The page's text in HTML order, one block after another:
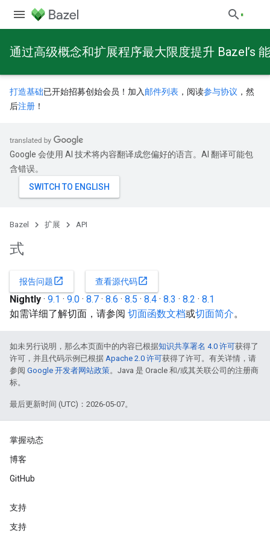
通过高级概念和扩展程序最大限度提升 Bazel’s
打造基础已开始招募创始会员！加入 邮件列表 ，阅读参与协议 ，然
后注册 ！
Google 会使用 AI 技术将内容翻译成您偏好的语言。AI 翻译可能包
含错误。
Bazel 扩展 API
式
报告问题open_in_new 查看源代码open_in_new
Nightly · 9.1 · 9.0 · 8.7 · 8.6 · 8.5 · 8.4 · 8.3 · 8.2 · 8.1
如需详细了解切面，请参阅 切面函数文档或切面简介。
如未另行说明，那么本页面中的内容已根据知识共享署名 4.0 许可获得了
许可，并且代码示例已根据 Apache 2.0 许可获得了许可。有关详情，请
参阅 Google 开发者网站政策。Java 是 Oracle 和/或其关联公司的注册商
标。
最后更新时间 (UTC)：2026-05-07。
掌握动态
博客
GitHub
支持
支持